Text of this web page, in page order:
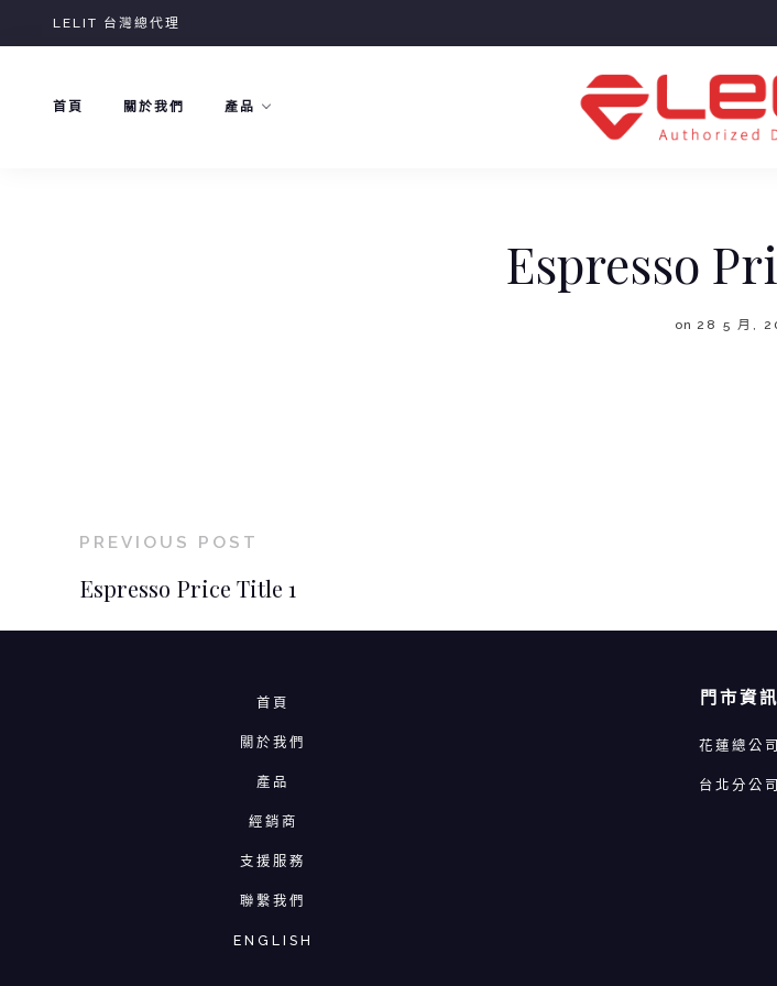
to
LELIT 台灣總代理
首頁 關於我們 產品
Espresso
on 28 5 月,
PREVIOUS POST
Espresso Price Title 1
首頁
關於我們
產品
經銷商
支援服務
聯繫我們
ENGLISH
門市資訊
花蓮總公司
台北分公司